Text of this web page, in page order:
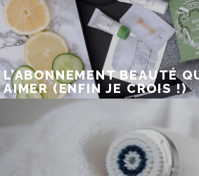
L’ABONNEMENT BEAUTÉ
AIMER (ENFIN JE CROIS !)